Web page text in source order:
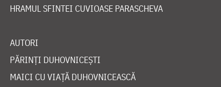
HRAMUL SFINTEI CUVIOASE PARASCHEVA
AUTORI
PĂRINȚI DUHOVNICEȘTI
MAICI CU VIAȚĂ DUHOVNICEASCĂ